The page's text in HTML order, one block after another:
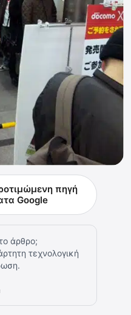
πηγή
Google
άρθρο;
τεχνολογική